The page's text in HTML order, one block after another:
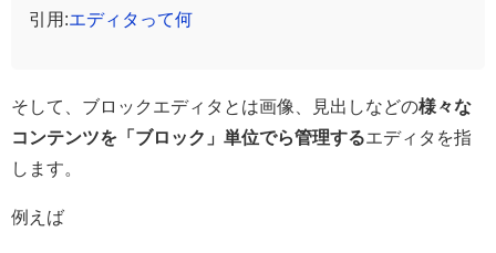
引用:エディタって何
そして、ブロックエディタとは画像、見出しなどの様々な
コンテンツを「ブロック」単位でら管理するエディタを指
します。
例えば